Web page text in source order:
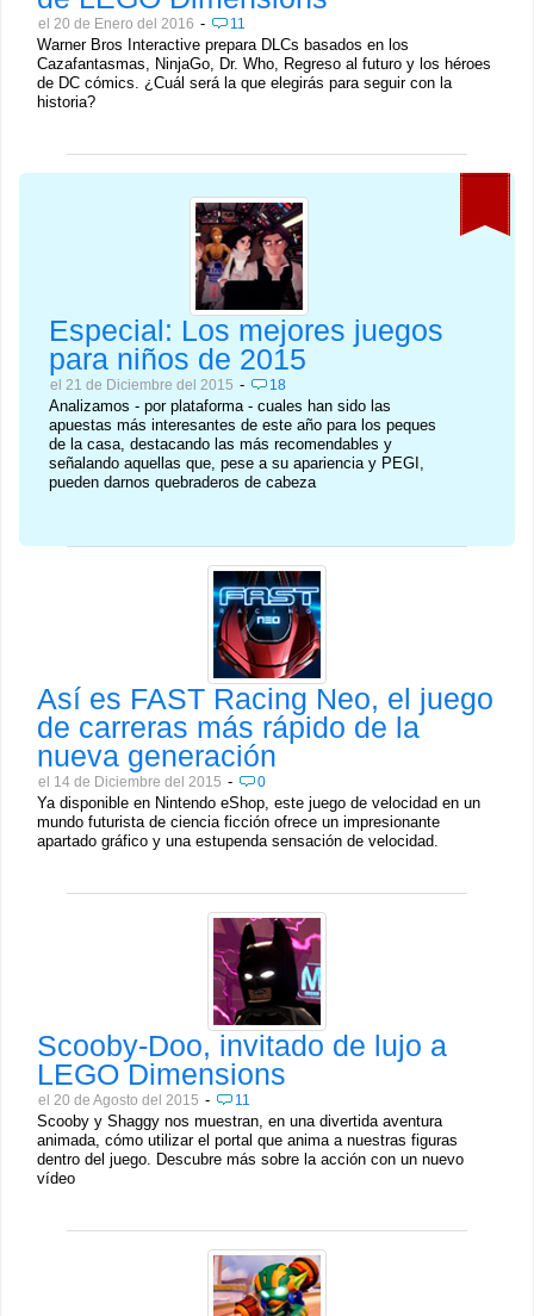
el 20 de Enero del 2016 - 11
Warner Bros Interactive prepara DLCs basados en los
Cazafantasmas, NinjaGo, Dr. Who, Regreso al futuro y los héroes
de DC cómics. ¿Cuál será la que elegirás para seguir con la
historia?
Especial: Los mejores juegos
para niños de 2015
el 21 de Diciembre del 2015 - 18
Analizamos - por plataforma - cuales han sido las
apuestas más interesantes de este año para los peques
de la casa, destacando las más recomendables y
señalando aquellas que, pese a su apariencia y PEGI,
pueden darnos quebraderos de cabeza
Así es FAST Racing Neo, el juego
de carreras más rápido de la
nueva generación
el 14 de Diciembre del 2015 - 0
Ya disponible en Nintendo eShop, este juego de velocidad en un
mundo futurista de ciencia ficción ofrece un impresionante
apartado gráfico y una estupenda sensación de velocidad.
Scooby-Doo, invitado de lujo a
LEGO Dimensions
el 20 de Agosto del 2015 - 11
Scooby y Shaggy nos muestran, en una divertida aventura
animada, cómo utilizar el portal que anima a nuestras figuras
dentro del juego. Descubre más sobre la acción con un nuevo
vídeo